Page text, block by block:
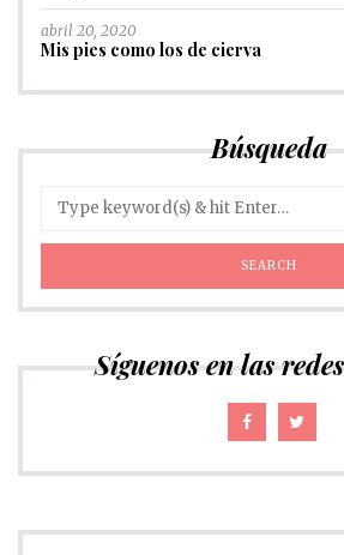
abril 20, 2020
Mis pies como los de cierva
Búsqueda
Síguenos en las